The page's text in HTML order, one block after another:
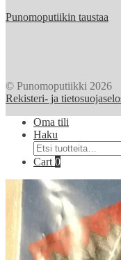
Punomoputiikin taustaa
© Punomoputiikki 2026
Rekisteri- ja
Oma tili
Haku
Etsi:
Cart 0